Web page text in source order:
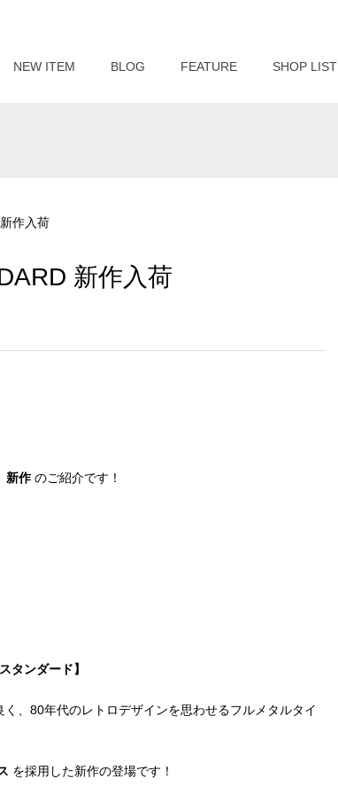
NEW ITEM BLOG FEATURE SHOP LIST
作入荷
新作入荷
新作のご紹介です！
タンダード】
、80年代のレトロデザインを思わせるフルメタルタイ
を採用した新作の登場です！